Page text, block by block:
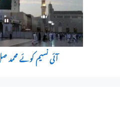
آئی نسیم کوئے محمد